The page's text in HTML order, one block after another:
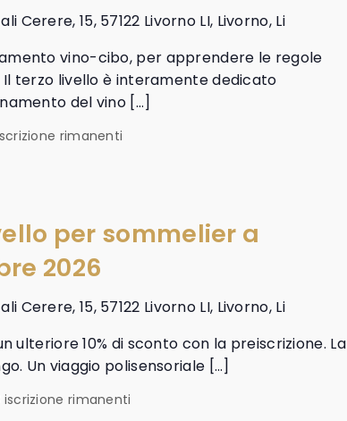
Cerere, 15, 57122 Livorno LI, Livorno, Li
vino-cibo, per apprendere le regole
terzo livello è interamente dedicato
del vino […]
rimanenti
per sommelier a
2026
Cerere, 15, 57122 Livorno LI, Livorno, Li
ulteriore 10% di sconto con la preiscrizione. La
Un viaggio polisensoriale […]
iscrizione rimanenti